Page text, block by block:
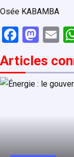
Osée KABAMBA
F
a
ce
b
k
M
st
o
n
E
Articles